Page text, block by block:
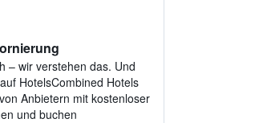
– wir verstehen das. Und
HotelsCombined Hotels
Anbietern mit kostenloser
und buchen